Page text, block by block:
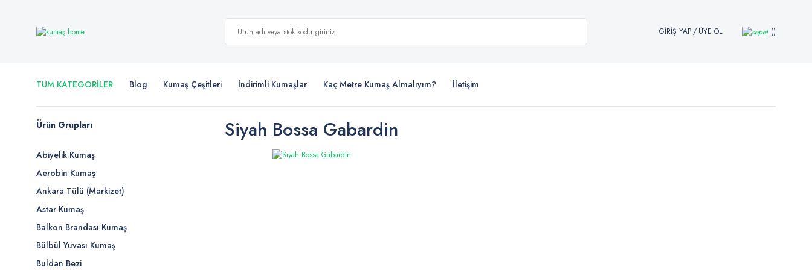
GİRİŞ YAP/ ÜYE OL
TÜM KATEGORİLER Blog Kumaş Çeşitleri İndirimli Kumaşlar Kaç Metre Kumaş Almalıyım? İletişim
Ürün Grupları
Abiyelik Kumaş
Aerobin Kumaş
Ankara Tülü (Markizet)
Astar Kumaş
Balkon Brandası Kumaş
Bülbül Yuvası Kumaş
Buldan Bezi
Siyah Bossa Gabardin